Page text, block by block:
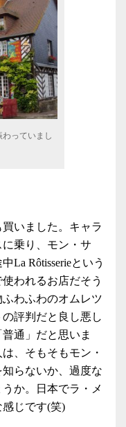
っていまし
いました。キャラ
乗り、モン・サ
La Rôtisserieという
われるお店だそう
わふわのオムレツ
評判だと良し悪し
通」だと思いま
、そもそもモン・
らないか、過度な
か。日本でラ・メ
じです(笑)